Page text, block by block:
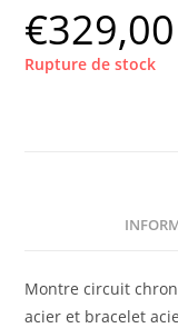
€329,00
Rupture de stock
Montre circuit
acier et bracelet